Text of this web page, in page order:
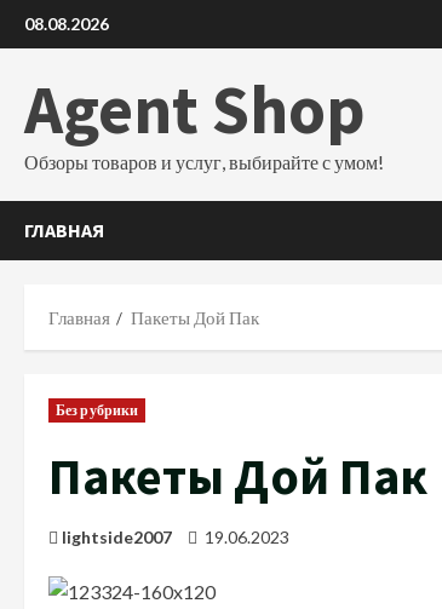
Перейти
к
08.08.2026
Agent Shop
Обзоры товаров и услуг, выбирайте с умом!
ГЛАВНАЯ
Главная Пакеты Дой Пак
Без рубрики
Пакеты Дой Пак
lightside2007 19.06.2023